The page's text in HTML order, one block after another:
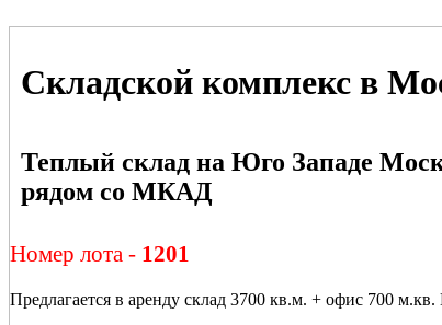
Складской комплекс в
Теплый склад на Юго Западе
рядом со МКАД
Номер лота - 1201
Предлагается в аренду склад 3700 кв.м. + офис 700